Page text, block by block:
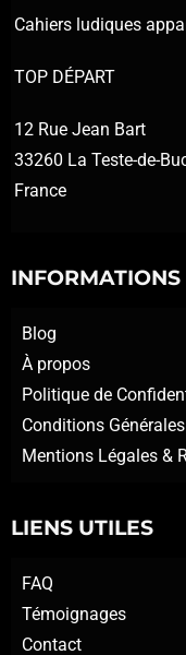
Cahiers ludiques
TOP DÉPART
12 Rue Jean Bart
33260 La Teste-de-
France
INFORMATIONS
Blog
À propos
Politique de
Conditions
Mentions Légales &
LIENS UTILES
FAQ
Témoignages
Contact